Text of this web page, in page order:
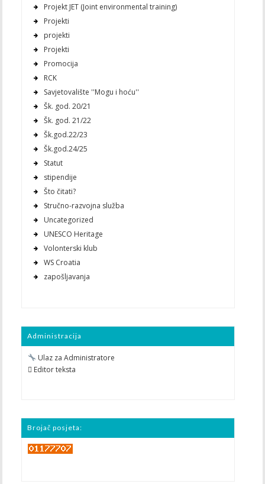
Projekt JET (Joint environmental training)
Projekti
projekti
Projekti
Promocija
RCK
Savjetovalište ''Mogu i hoću''
Šk. god. 20/21
Šk. god. 21/22
Šk.god.22/23
Šk.god.24/25
Statut
stipendije
Što čitati?
Stručno-razvojna služba
Uncategorized
UNESCO Heritage
Volonterski klub
WS Croatia
zapošljavanja
Administracija
Ulaz za Administratore
 Editor teksta
Brojač posjeta: